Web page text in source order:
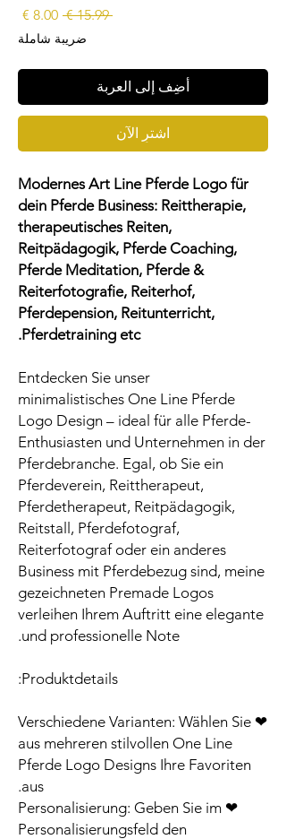
‏15.99 €
سعر
عادي
ضريبة شاملة
أضِف إلى العربة
اشترِ الآن
Modernes Art Line Pferde Logo für
dein Pferde Business: Reittherapie,
therapeutisches Reiten,
Reitpädagogik, Pferde Coaching,
Pferde Meditation, Pferde &
Reiterfotografie, Reiterhof,
Pferdepension, Reitunterricht,
Pferdetraining etc.
Entdecken Sie unser
minimalistisches One Line Pferde
Logo Design – ideal für alle Pferde-
Enthusiasten und Unternehmen in der
Pferdebranche. Egal, ob Sie ein
Pferdeverein, Reittherapeut,
Pferdetherapeut, Reitpädagogik,
Reitstall, Pferdefotograf,
Reiterfotograf oder ein anderes
Business mit Pferdebezug sind, meine
gezeichneten Premade Logos
verleihen Ihrem Auftritt eine elegante
und professionelle Note.
Produktdetails:
❤ Verschiedene Varianten: Wählen Sie
aus mehreren stilvollen One Line
Pferde Logo Designs Ihre Favoriten
aus.
❤ Personalisierung: Geben Sie im
Personalisierungsfeld den